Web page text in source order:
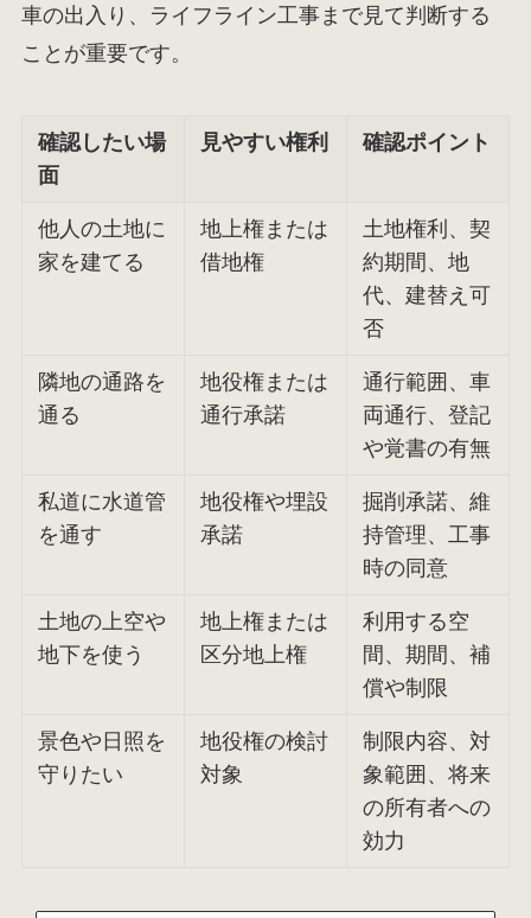
車の出入り、ライフライン工事まで見て判断する
ことが重要です。
確認したい場
面
見やすい権利 確認ポイント
他人の土地に
家を建てる
地上権または
借地権
土地権利、契
約期間、地
代、建替え可
否
隣地の通路を
通る
地役権または
通行承諾
通行範囲、車
両通行、登記
や覚書の有無
私道に水道管
を通す
地役権や埋設
承諾
掘削承諾、維
持管理、工事
時の同意
土地の上空や
地下を使う
地上権または
区分地上権
利用する空
間、期間、補
償や制限
景色や日照を
守りたい
地役権の検討
対象
制限内容、対
象範囲、将来
の所有者への
効力